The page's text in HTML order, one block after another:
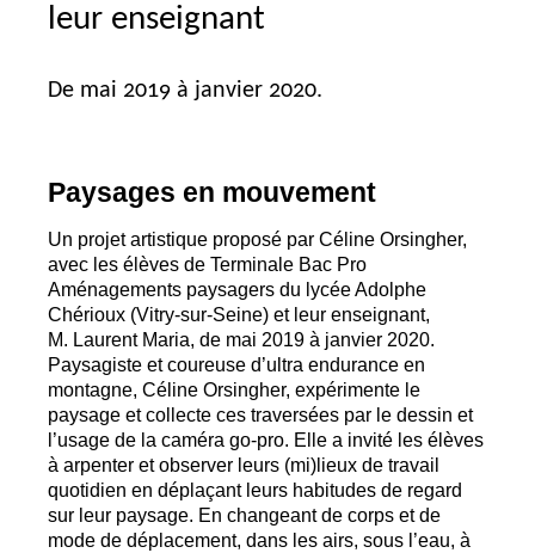
leur enseignant
De mai 2019 à janvier 2020.
Paysages en mouvement
Un projet artistique proposé par Céline Orsingher,
avec les élèves de Terminale Bac Pro
Aménagements paysagers du lycée Adolphe
Chérioux (Vitry-sur-Seine) et leur enseignant,
M. Laurent Maria, de mai 2019 à janvier 2020.
Paysagiste et coureuse d’ultra endurance en
montagne, Céline Orsingher, expérimente le
paysage et collecte ces traversées par le dessin et
l’usage de la caméra go-pro. Elle a invité les élèves
à arpenter et observer leurs (mi)lieux de travail
quotidien en déplaçant leurs habitudes de regard
sur leur paysage. En changeant de corps et de
mode de déplacement, dans les airs, sous l’eau, à